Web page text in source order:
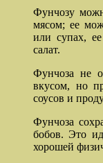
Фунчозу
мясом; ее
или супах,
салат.
Фунчоза не
вкусом, но
соусов и
Фунчоза
бобов. Это
хорошей